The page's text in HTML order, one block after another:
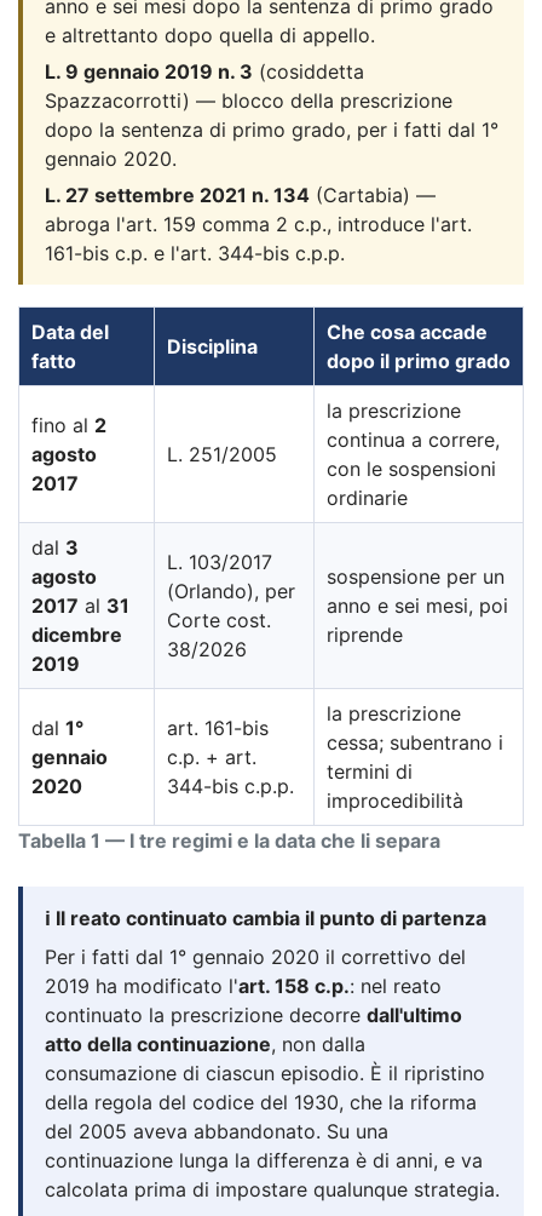
anno e sei mesi dopo la sentenza di primo grado
e altrettanto dopo quella di appello.
L. 9 gennaio 2019 n. 3 (cosiddetta
Spazzacorrotti) — blocco della prescrizione
dopo la sentenza di primo grado, per i fatti dal 1°
gennaio 2020.
L. 27 settembre 2021 n. 134 (Cartabia) —
abroga l'art. 159 comma 2 c.p., introduce l'art.
161-bis c.p. e l'art. 344-bis c.p.p.
Tabella 1 — I tre regimi e la data che li separa
Data del
fatto
Disciplina
Che cosa accade
dopo il primo grado
fino al 2
agosto
2017
L. 251/2005
la prescrizione
continua a correre,
con le sospensioni
ordinarie
dal 3
agosto
2017 al 31
dicembre
2019
L. 103/2017
(Orlando), per
Corte cost.
38/2026
sospensione per un
anno e sei mesi, poi
riprende
dal 1°
gennaio
2020
art. 161-bis
c.p. + art.
344-bis c.p.p.
la prescrizione
cessa; subentrano i
termini di
improcedibilità
ℹ️ Il reato continuato cambia il punto di partenza
Per i fatti dal 1° gennaio 2020 il correttivo del
2019 ha modificato l'art. 158 c.p.: nel reato
continuato la prescrizione decorre dall'ultimo
atto della continuazione, non dalla
consumazione di ciascun episodio. È il ripristino
della regola del codice del 1930, che la riforma
del 2005 aveva abbandonato. Su una
continuazione lunga la differenza è di anni, e va
calcolata prima di impostare qualunque strategia.